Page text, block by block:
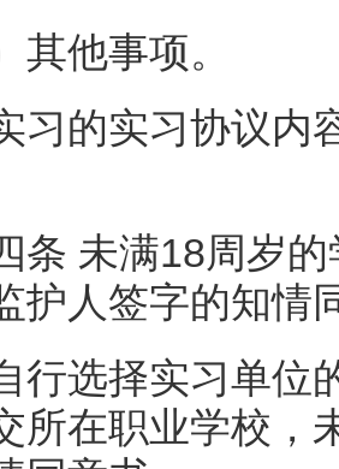
他事项。
的实习协议内
未满18周岁的
护人签字的知
选择实习单位
所在职业学校，